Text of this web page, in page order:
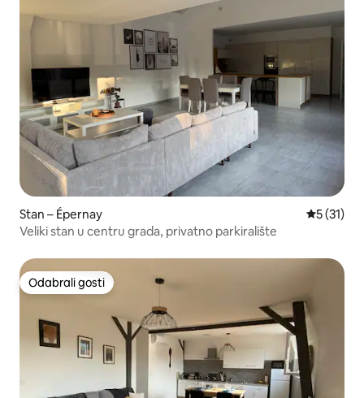
Stan – Épernay Prosječna
5 (31)
Veliki stan u centru grada, privatno parkiralište
Odabrali gosti
Odabrali gosti